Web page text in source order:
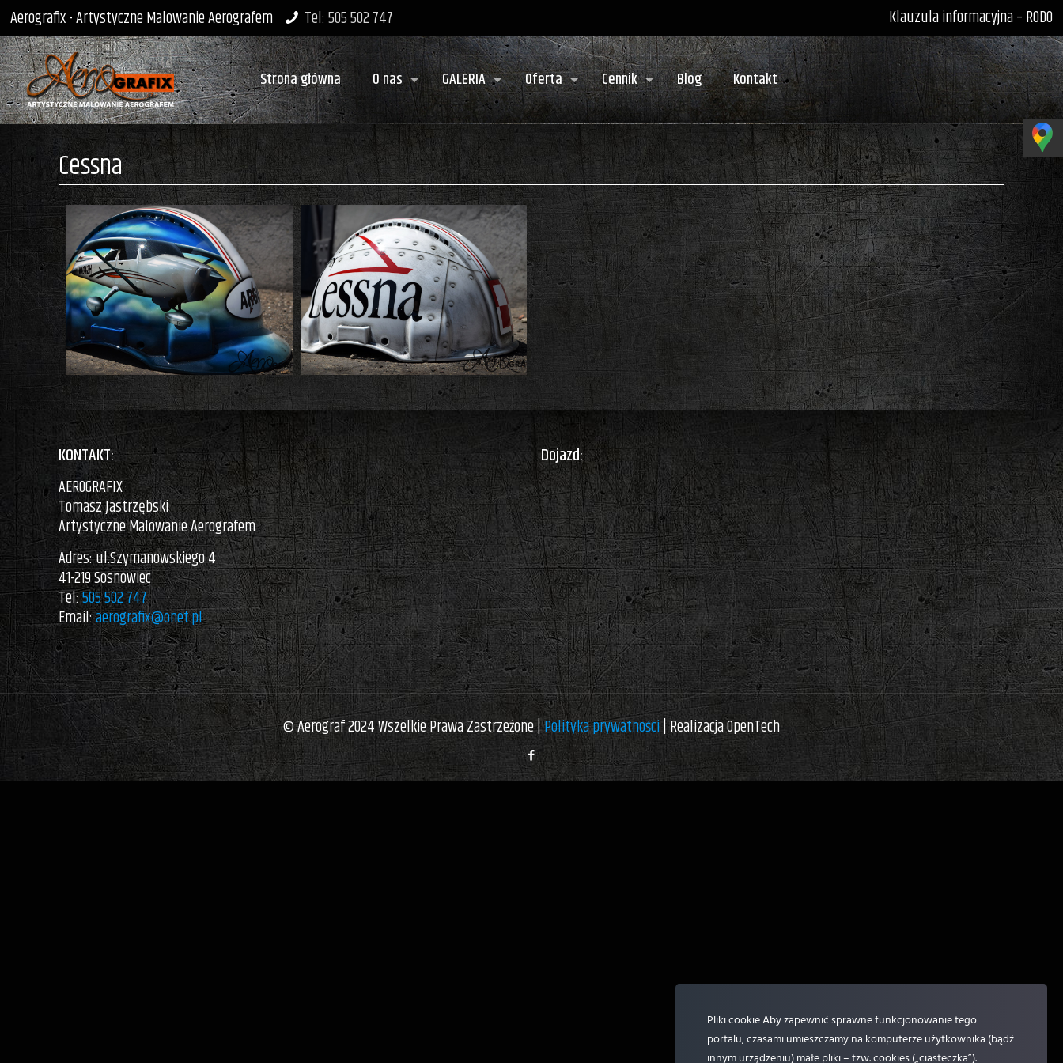
Aerografix - Artystyczne Malowanie Aerografem Tel: 505 502 747 Klauzula informacyjna – RODO
Strona główna O nas GALERIA Oferta Cennik Blog Kontakt
Cessna
KONTAKT:
AEROGRAFIX
Tomasz Jastrzębski
Artystyczne Malowanie Aerografem
Adres: ul.Szymanowskiego 4
41-219 Sosnowiec
Tel:505 502 747
Email:aerografix@onet.pl
Dojazd:
© Aerograf 2024 Wszelkie Prawa Zastrzeżone |Polityka prywatności| Realizacja OpenTech
Pliki cookie Aby zapewnić sprawne funkcjonowanie tego
portalu, czasami umieszczamy na komputerze użytkownika (bądź
innym urządzeniu) małe pliki – tzw. cookies („ciasteczka”).